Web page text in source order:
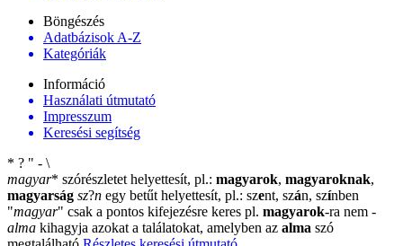
Böngészés
Adatbázisok A-Z
Kategóriák
Információ
Használati útmutató
Impresszum
Keresési segítség
* ? " - \
magyar* szórészletet helyettesít, pl.: magyarok, magyaroknak,
magyarság sz?n egy betűt helyettesít, pl.: szent, szán, színben
"magyar" csak a pontos kifejezésre keres pl. magyarok-ra nem -
alma kihagyja azokat a találatokat, amelyben az alma szó